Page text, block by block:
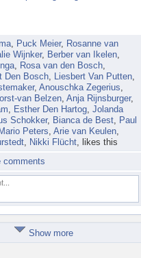
, Puck Meier, Rosanne van
Wijnker, Berber van Ikelen,
, Rosa van den Bosch,
Den Bosch, Liesbert Van Putten,
,Anouschka Zegerius,
van Belzen,Anja Rijnsburger,
, Esther Den Hartog,Jolanda
Schokker, Bianca de Best, Paul
Mario Peters,Arie van Keulen,
, Nikki Flücht, likes this
comments
Show more